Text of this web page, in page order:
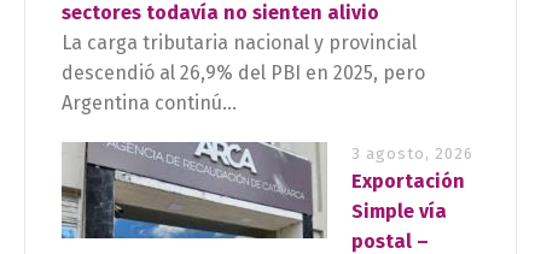
sectores todavía no sienten alivio
La carga tributaria nacional y provincial
descendió al 26,9% del PBI en 2025, pero
Argentina continú...
3 agosto, 2026
Exportación
Simple vía
postal –